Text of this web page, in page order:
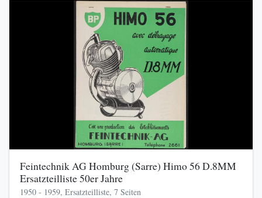
Feintechnik AG Homburg (Sarre) Himo 56 D.8MM
Ersatzteilliste 50er Jahre
1950 - 1959, Ersatzteilliste, 7 Seiten